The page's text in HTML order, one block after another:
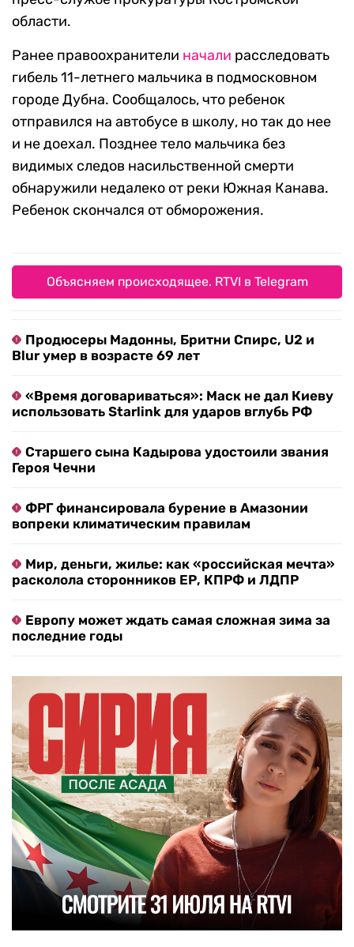
области.
Ранее правоохранители начали расследовать
гибель 11-летнего мальчика в подмосковном
городе Дубна. Сообщалось, что ребенок
отправился на автобусе в школу, но так до нее
и не доехал. Позднее тело мальчика без
видимых следов насильственной смерти
обнаружили недалеко от реки Южная Канава.
Ребенок скончался от обморожения.
Объясняем происходящее. RTVI в Telegram
Продюсеры Мадонны, Бритни Спирс, U2 и
Blur умер в возрасте 69 лет
«Время договариваться»: Маск не дал Киеву
использовать Starlink для ударов вглубь РФ
Старшего сына Кадырова удостоили звания
Героя Чечни
ФРГ финансировала бурение в Амазонии
вопреки климатическим правилам
Мир, деньги, жилье: как «российская мечта»
расколола сторонников ЕР, КПРФ и ЛДПР
Европу может ждать самая сложная зима за
последние годы